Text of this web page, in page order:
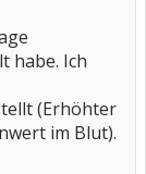
habe. Ich
(Erhöhter
im Blut).